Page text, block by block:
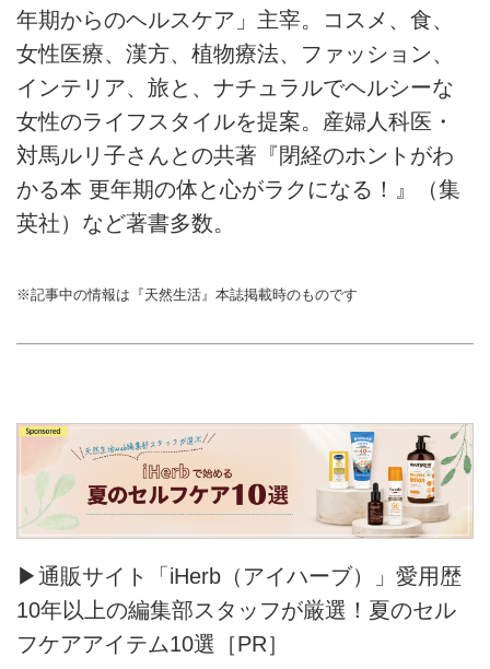
年期からのヘルスケア」主宰。コスメ、食、
女性医療、漢方、植物療法、ファッション、
インテリア、旅と、ナチュラルでヘルシーな
女性のライフスタイルを提案。産婦人科医・
対馬ルリ子さんとの共著『閉経のホントがわ
かる本 更年期の体と心がラクになる！』（集
英社）など著書多数。
※記事中の情報は『天然生活』本誌掲載時のものです
▶通販サイト「iHerb（アイハーブ）」愛用歴
10年以上の編集部スタッフが厳選！夏のセル
フケアアイテム10選［PR］